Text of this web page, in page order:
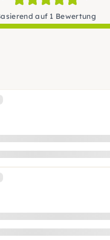
auf 1 Bewertung